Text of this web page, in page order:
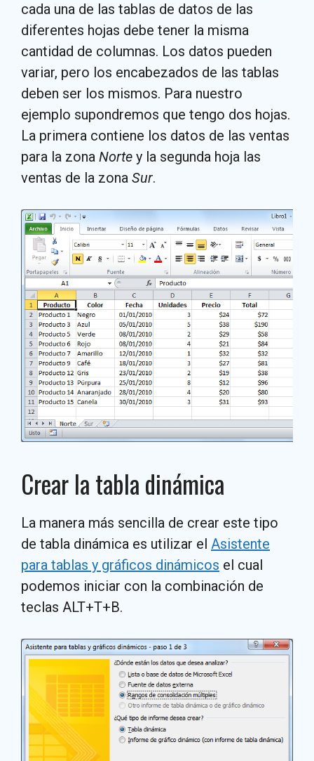
cada una de las tablas de datos de las
diferentes hojas debe tener la misma
cantidad de columnas. Los datos pueden
variar, pero los encabezados de las tablas
deben ser los mismos. Para nuestro
ejemplo supondremos que tengo dos hojas.
La primera contiene los datos de las ventas
para la zona Norte y la segunda hoja las
ventas de la zona Sur.
Crear la tabla dinámica
La manera más sencilla de crear este tipo
de tabla dinámica es utilizar el Asistente
para tablas y gráficos dinámicos el cual
podemos iniciar con la combinación de
teclas ALT+T+B.